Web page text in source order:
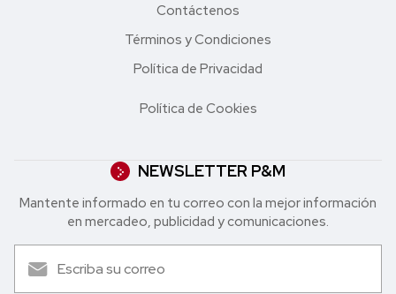
Contáctenos
Términos y Condiciones
Política de Privacidad
Política de Cookies
NEWSLETTER P&M
Mantente informado en tu correo con la mejor in formación
en mercadeo, publicidad y comunicaciones.